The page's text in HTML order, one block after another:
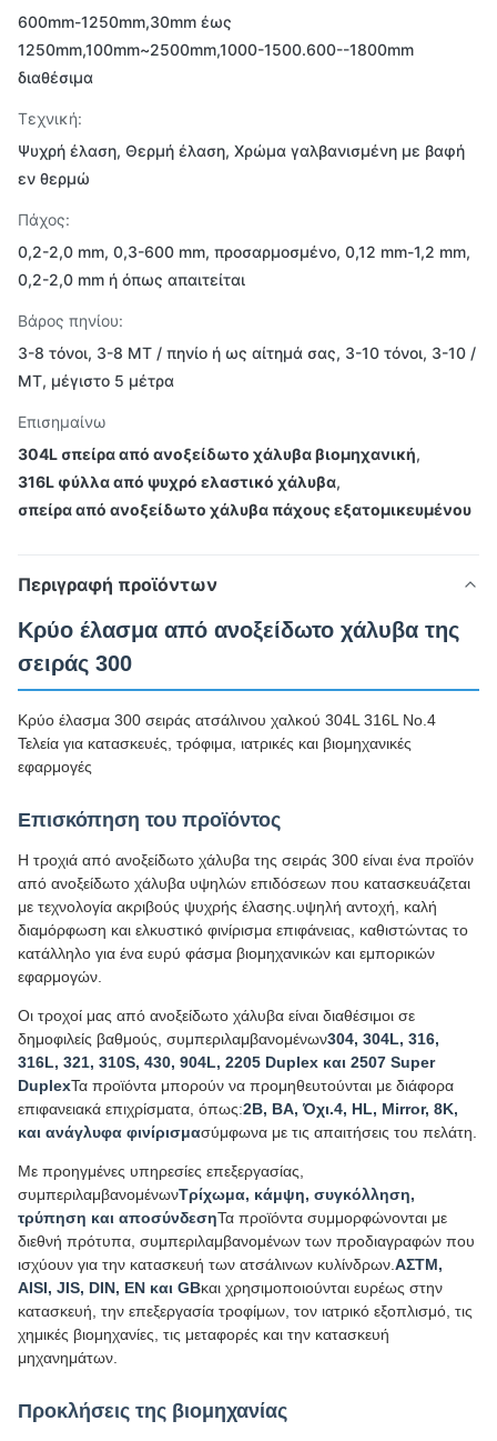
600mm-1250mm,30mm έως
1250mm,100mm~2500mm,1000-1500.600--1800mm
διαθέσιμα
Τεχνική:
Ψυχρή έλαση, Θερμή έλαση, Χρώμα γαλβανισμένη με βαφή
εν θερμώ
Πάχος:
0,2-2,0 mm, 0,3-600 mm, προσαρμοσμένο, 0,12 mm-1,2 mm,
0,2-2,0 mm ή όπως απαιτείται
Βάρος πηνίου:
3-8 τόνοι, 3-8 MT / πηνίο ή ως αίτημά σας, 3-10 τόνοι, 3-10 /
MT, μέγιστο 5 μέτρα
Επισημαίνω
304L σπείρα από ανοξείδωτο χάλυβα βιομηχανική,
316L φύλλα από ψυχρό ελαστικό χάλυβα,
σπείρα από ανοξείδωτο χάλυβα πάχους εξατομικευμένου
Περιγραφή προϊόντων
Κρύο έλασμα από ανοξείδωτο χάλυβα της
σειράς 300
Κρύο έλασμα 300 σειράς ατσάλινου χαλκού 304L 316L No.4
Τελεία για κατασκευές, τρόφιμα, ιατρικές και βιομηχανικές
εφαρμογές
Επισκόπηση του προϊόντος
Η τροχιά από ανοξείδωτο χάλυβα της σειράς 300 είναι ένα προϊόν
από ανοξείδωτο χάλυβα υψηλών επιδόσεων που κατασκευάζεται
με τεχνολογία ακριβούς ψυχρής έλασης.υψηλή αντοχή, καλή
διαμόρφωση και ελκυστικό φινίρισμα επιφάνειας, καθιστώντας το
κατάλληλο για ένα ευρύ φάσμα βιομηχανικών και εμπορικών
εφαρμογών.
Οι τροχοί μας από ανοξείδωτο χάλυβα είναι διαθέσιμοι σε
δημοφιλείς βαθμούς, συμπεριλαμβανομένων304, 304L, 316,
316L, 321, 310S, 430, 904L, 2205 Duplex και 2507 Super
DuplexΤα προϊόντα μπορούν να προμηθευτούνται με διάφορα
επιφανειακά επιχρίσματα, όπως:2Β, ΒΑ, Όχι.4, HL, Mirror, 8K,
και ανάγλυφα φινίρισμασύμφωνα με τις απαιτήσεις του πελάτη.
Με προηγμένες υπηρεσίες επεξεργασίας,
συμπεριλαμβανομένωνΤρίχωμα, κάμψη, συγκόλληση,
τρύπηση και αποσύνδεσηΤα προϊόντα συμμορφώνονται με
διεθνή πρότυπα, συμπεριλαμβανομένων των προδιαγραφών που
ισχύουν για την κατασκευή των ατσάλινων κυλίνδρων. ΑΣTM,
AISI, JIS, DIN, EN και GBκαι χρησιμοποιούνται ευρέως στην
κατασκευή, την επεξεργασία τροφίμων, τον ιατρικό εξοπλισμό, τις
χημικές βιομηχανίες, τις μεταφορές και την κατασκευή
μηχανημάτων.
Προκλήσεις της βιομηχανίας